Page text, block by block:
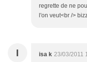
regrette de ne
l'on veut<br />
I isa k 23/03/2011